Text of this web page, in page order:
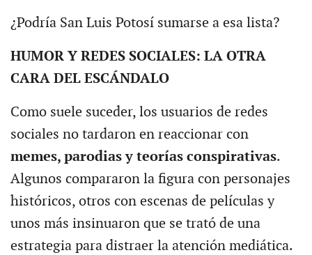
¿Podría San Luis Potosí sumarse a esa lista?
HUMOR Y REDES SOCIALES: LA OTRA
CARA DEL ESCÁNDALO
Como suele suceder, los usuarios de redes
sociales no tardaron en reaccionar con
memes, parodias y teorías conspirativas.
Algunos compararon la figura con personajes
históricos, otros con escenas de películas y
unos más insinuaron que se trató de una
estrategia para distraer la atención mediática.